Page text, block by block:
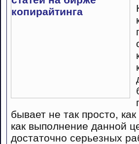
бывает не так просто,
как выполнение данной
достаточно серьезных